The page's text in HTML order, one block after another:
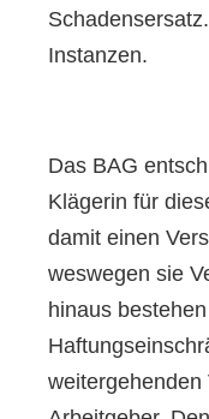
Instanzen.
Das BAG
Klägerin für
damit einen
weswegen sie
hinaus
weitergehenden